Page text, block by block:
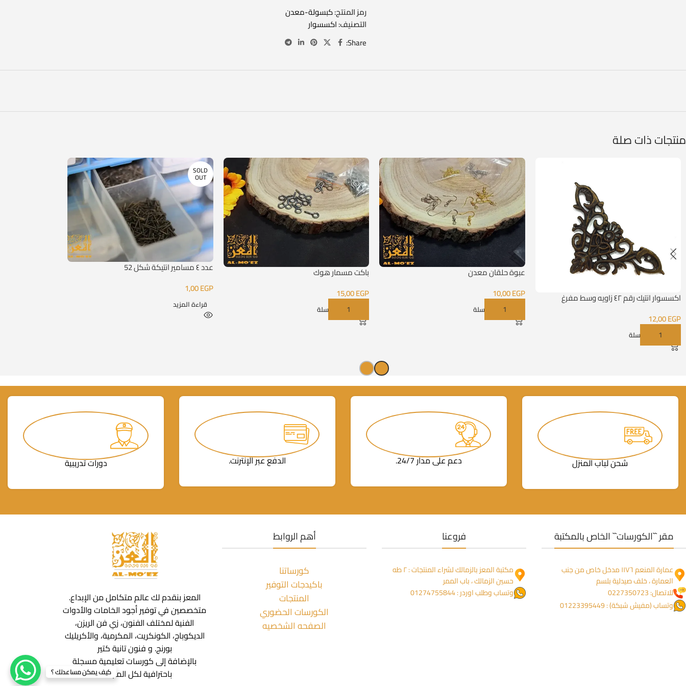
رمز المنتج:كبسولة-معدن
التصنيف:اكسسوار
Share:
منتجات ذات صلة
اكسسوار انتيك رقم ٤٢ زاويه وسط مفرغ
12,00EGP
إضافة إلى السلة
عبوة حلقان معدن
10,00EGP
إضافة إلى السلة
باكت مسمار هوك
15,00EGP
إضافة إلى السلة
SOLD
OUT
عدد ٤ مسامير انتيكة شكل 52
1,00EGP
قراءة المزيد
شحن لباب المنزل دعم على مدار 24/7. الدفع عبر الإنترنت. دورات تدريبية
المعز بنقدم لك عالم متكامل من الإبداع.
متخصصين في توفير أجود الخامات والأدوات
الفنية لمختلف الفنون، زي فن الريزن،
الديكوباج، الكونكريت، المكرمية، والأكريليك
بورنج. و فنون تانية كتير
بالإضافة إلى كورسات تعليمية مسجلة
باحترافية لكل المجالات
أهم الروابط
كورساتنا
باكيدجات التوفير
المنتجات
الكورسات الحضوري
الصفحه الشخصيه
فروعنا
مكتبة المعز بالزمالك لشراء المنتجات : ٢ طه
حسين الزمالك ، باب الممر
وتساب وطلب اوردر : 01274755844
مقر ``الكورسات`` الخاص بالمكتبة
عمارة المنعم ١١٧٦ مدخل خاص من جنب
العمارة ، خلف صيدلية بلسم
للاتصال: 0227350723
وتساب (مفيش شبكة) : 01223395449
كيف يمكن مساعدتك ؟